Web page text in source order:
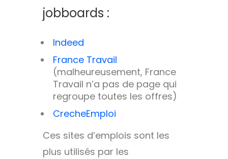
jobboards :
Indeed
France Travail
(malheureusement, France
Travail n’a pas de page qui
regroupe toutes les offres)
CrecheEmploi
Ces sites d’emplois sont les
plus utilisés par les